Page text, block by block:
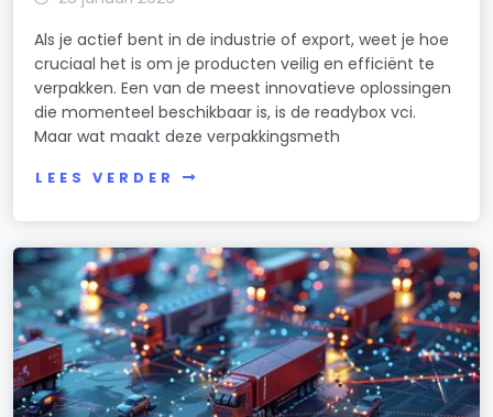
Als je actief bent in de industrie of export, weet je hoe
cruciaal het is om je producten veilig en efficiënt te
verpakken. Een van de meest innovatieve oplossingen
die momenteel beschikbaar is, is de readybox vci.
Maar wat maakt deze verpakkingsmeth
LEES VERDER